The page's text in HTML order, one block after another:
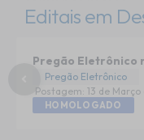
Editais em
Pregão Eletrônico
Pregão Eletrônico
HOMOLOGADO
Postagem: 13 de